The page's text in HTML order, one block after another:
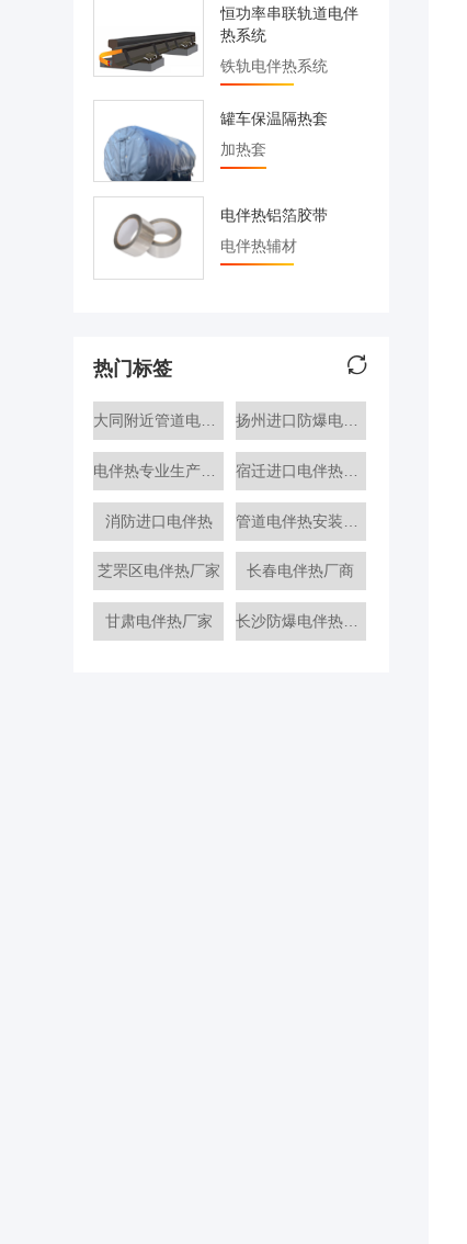
恒功率串联轨道电伴
热系统
铁轨电伴热系统
罐车保温隔热套
加热套
电伴热铝箔胶带
电伴热辅材
热门标签
大同附近管道电伴热带 扬州进口防爆电伴热厂商
电伴热专业生产厂家 宿迁进口电伴热生产厂家
消防进口电伴热 管道电伴热安装生产厂家
芝罘区电伴热厂家 长春电伴热厂商
甘肃电伴热厂家 长沙防爆电伴热厂家